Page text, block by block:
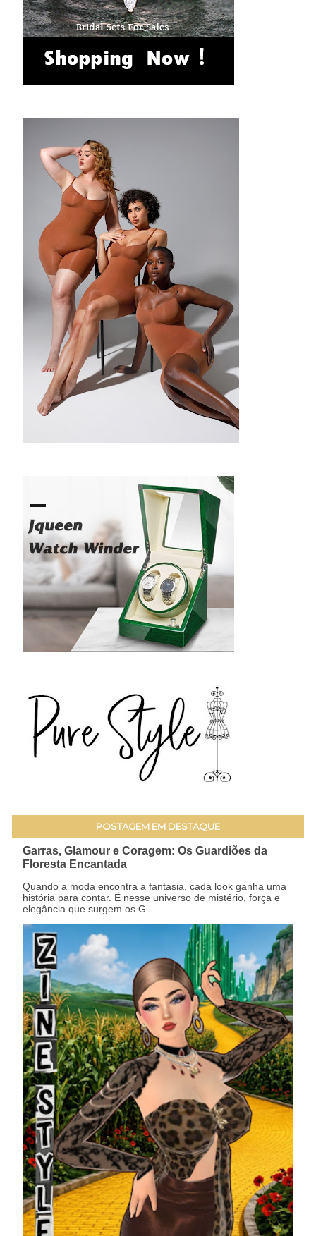
POSTAGEM EM DESTAQUE
Garras, Glamour e Coragem: Os Guardiões da
Floresta Encantada
Quando a moda encontra a fantasia, cada look ganha uma
história para contar. É nesse universo de mistério, força e
elegância que surgem os G...